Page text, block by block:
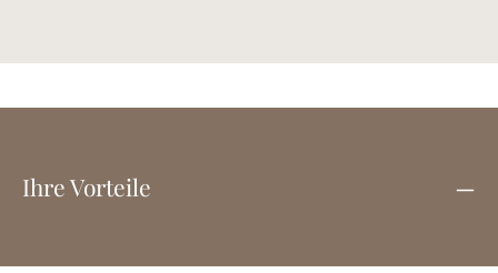
Ihre Vorteile